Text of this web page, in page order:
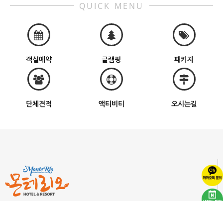
QUICK MENU
객실예약 글램핑 패키지
단체견적 액티비티 오시는길